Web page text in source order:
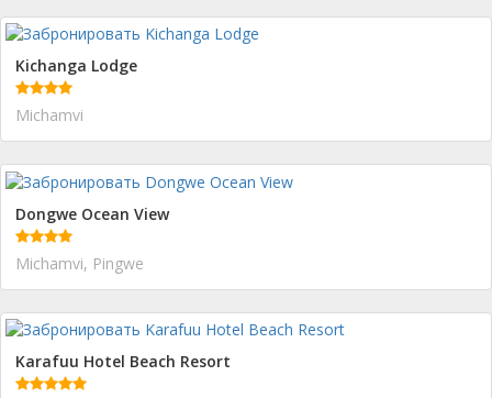
Kichanga Lodge
Michamvi
Dongwe Ocean View
Michamvi, Pingwe
Karafuu Hotel Beach Resort